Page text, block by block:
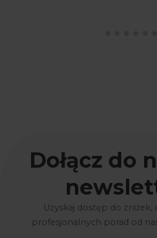
Dołącz do
Uzyskaj dostęp do zniżek,
profesjonalnych porad od